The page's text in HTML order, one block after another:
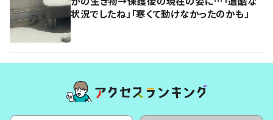
状況でしたね」「寒くて動けなかったのかも」